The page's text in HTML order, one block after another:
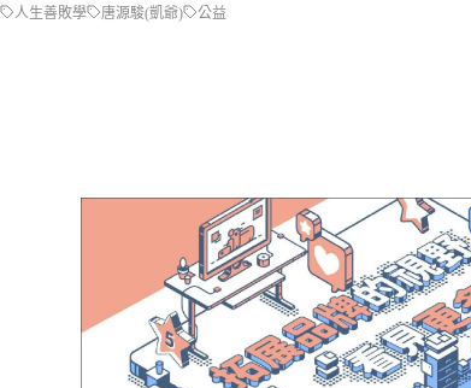
人生善敗學 唐源駿(凱爺) 公益